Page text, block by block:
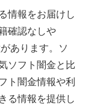
情報をお届けし
確認なしや
あります。ソ
ソフト闇金と比
ト闇金情報や利
る情報を提供し